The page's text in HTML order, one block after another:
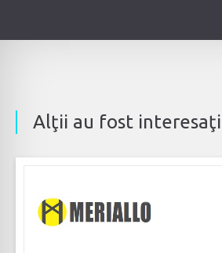
Alţii au fost interesaţi